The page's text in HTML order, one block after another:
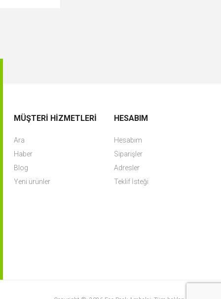
MÜŞTERI HIZMETLERI
Ara
Haber
Blog
Yeni ürünler
HESABIM
Hesabım
Siparişler
Adresler
Teklif İsteği